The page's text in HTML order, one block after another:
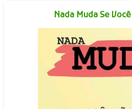
Nada Muda Se